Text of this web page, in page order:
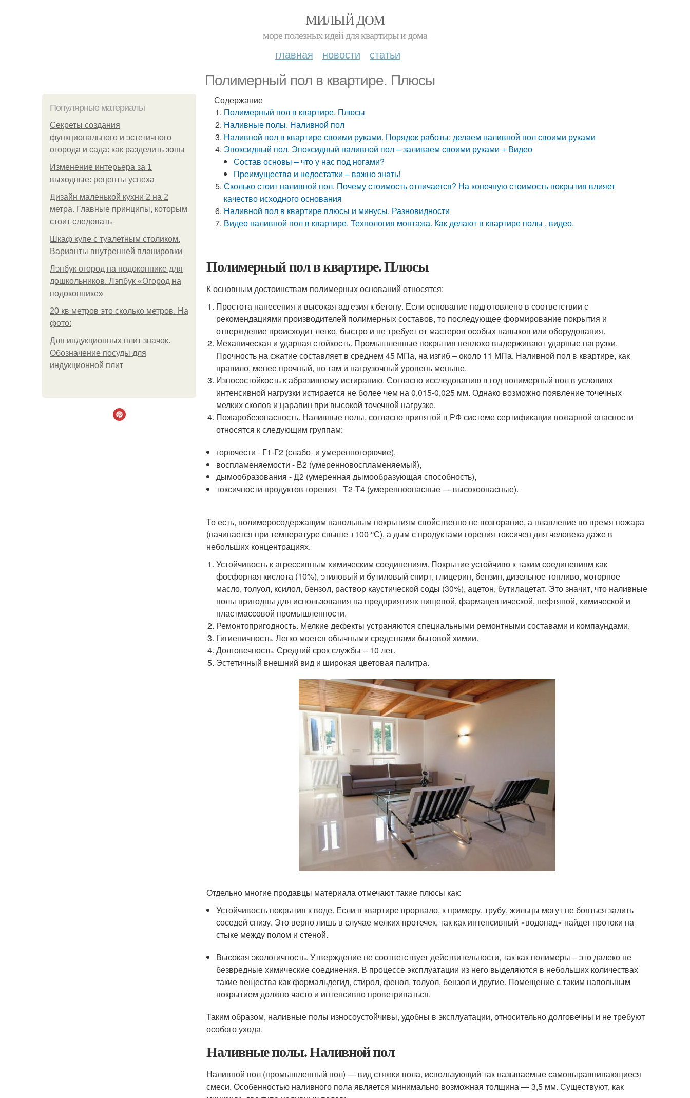
МИЛЫЙ ДОМ
море полезных идей для квартиры и дома
главная новости статьи
Полимерный пол в квартире. Плюсы
Популярные материалы
Секреты создания
функционального и эстетичного
огорода и сада: как разделить зоны
Изменение интерьера за 1
выходные: рецепты успеха
Дизайн маленькой кухни 2 на 2
метра. Главные принципы, которым
стоит следовать
Шкаф купе с туалетным столиком.
Варианты внутренней планировки
Лэпбук огород на подоконнике для
дошкольников. Лэпбук «Огород на
подоконнике»
20 кв метров это сколько метров. На
фото:
Для индукционных плит значок.
Обозначение посуды для
индукционной плит
Содержание
Полимерный пол в квартире. Плюсы
Наливные полы. Наливной пол
Наливной пол в квартире своими руками. Порядок работы: делаем наливной пол своими руками
Эпоксидный пол. Эпоксидный наливной пол – заливаем своими руками + Видео
Состав основы – что у нас под ногами?
Преимущества и недостатки – важно знать!
Сколько стоит наливной пол. Почему стоимость отличается? На конечную стоимость покрытия влияет
качество исходного основания
Наливной пол в квартире плюсы и минусы. Разновидности
Видео наливной пол в квартире. Технология монтажа. Как делают в квартире полы , видео.
Полимерный пол в квартире. Плюсы
К основным достоинствам полимерных оснований относятся:
Простота нанесения и высокая адгезия к бетону. Если основание подготовлено в соответствии с
рекомендациями производителей полимерных составов, то последующее формирование покрытия и
отверждение происходит легко, быстро и не требует от мастеров особых навыков или оборудования.
Механическая и ударная стойкость. Промышленные покрытия неплохо выдерживают ударные нагрузки.
Прочность на сжатие составляет в среднем 45 МПа, на изгиб – около 11 МПа. Наливной пол в квартире, как
правило, менее прочный, но там и нагрузочный уровень меньше.
Износостойкость к абразивному истиранию. Согласно исследованию в год полимерный пол в условиях
интенсивной нагрузки истирается не более чем на 0,015-0,025 мм. Однако возможно появление точечных
мелких сколов и царапин при высокой точечной нагрузке.
Пожаробезопасность. Наливные полы, согласно принятой в РФ системе сертификации пожарной опасности
относятся к следующим группам:
горючести - Г1-Г2 (слабо- и умеренногорючие),
воспламеняемости - В2 (умеренновоспламеняемый),
дымообразования - Д2 (умеренная дымообразующая способность),
токсичности продуктов горения - Т2-Т4 (умеренноопасные — высокоопасные).
То есть, полимеросодержащим напольным покрытиям свойственно не возгорание, а плавление во время пожара
(начинается при температуре свыше +100 °С), а дым с продуктами горения токсичен для человека даже в
небольших концентрациях.
Устойчивость к агрессивным химическим соединениям. Покрытие устойчиво к таким соединениям как
фосфорная кислота (10%), этиловый и бутиловый спирт, глицерин, бензин, дизельное топливо, моторное
масло, толуол, ксилол, бензол, раствор каустической соды (30%), ацетон, бутилацетат. Это значит, что наливные
полы пригодны для использования на предприятиях пищевой, фармацевтической, нефтяной, химической и
пластмассовой промышленности.
Ремонтопригодность. Мелкие дефекты устраняются специальными ремонтными составами и компаундами.
Гигиеничность. Легко моется обычными средствами бытовой химии.
Долговечность. Средний срок службы – 10 лет.
Эстетичный внешний вид и широкая цветовая палитра.
Отдельно многие продавцы материала отмечают такие плюсы как:
Устойчивость покрытия к воде. Если в квартире прорвало, к примеру, трубу, жильцы могут не бояться залить
соседей снизу. Это верно лишь в случае мелких протечек, так как интенсивный «водопад» найдет протоки на
стыке между полом и стеной.
Высокая экологичность. Утверждение не соответствует действительности, так как полимеры – это далеко не
безвредные химические соединения. В процессе эксплуатации из него выделяются в небольших количествах
такие вещества как формальдегид, стирол, фенол, толуол, бензол и другие. Помещение с таким напольным
покрытием должно часто и интенсивно проветриваться.
Таким образом, наливные полы износоустойчивы, удобны в эксплуатации, относительно долговечны и не требуют
особого ухода.
Наливные полы. Наливной пол
Наливной пол (промышленный пол) — вид стяжки пола, использующий так называемые самовыравнивающиеся
смеси. Особенностью наливного пола является минимально возможная толщина — 3,5 мм. Существуют, как